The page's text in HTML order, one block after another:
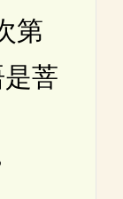
第
菩